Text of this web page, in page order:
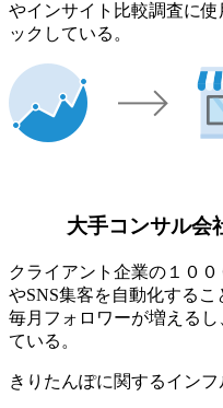
やインサイト比較調査に
ックしている。
大手コンサル会
クライアント企業の１０
やSNS集客を自動化する
毎月フォロワーが増える
ている。
きりたんぽに関するイン